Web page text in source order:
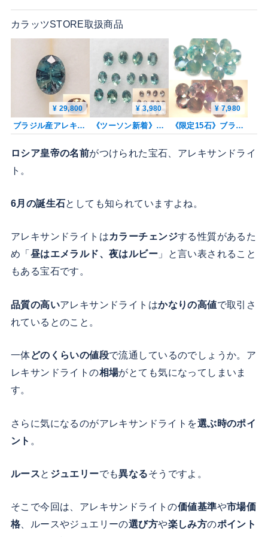
カラッツSTORE取扱商品
¥ 29,800
ブラジル産アレキサンドライト 0.102ctルース 鑑別書
¥ 3,980
《ツーソン新着》ブラジル産アレキサンドライト1石ルース（メレサイズのトップクオリティ,ヘマチタ鉱山）《複数購入割引有》
¥ 7,980
《限定15石》ブラジル産シルキーアレキサンドライト1石ルース（2.5-3.0mm,ラウンドカット）《複数購入割引有》
ロシア皇帝の名前がつけられた宝石、アレキサンドライ
ト。
6月の誕生石としても知られていますよね。
アレキサンドライトはカラーチェンジする性質があるた
め「 昼はエメラルド、夜はルビー 」と言い表されること
もある宝石です。
品質の高いアレキサンドライトはかなりの高値で取引さ
れているとのこと。
一体どのくらいの値段で流通しているのでしょうか。ア
レキサンドライトの相場がとても気になってしまいま
す。
さらに気になるのがアレキサンドライトを選ぶ時のポイ
ント
ルースと ジュエリーでも異なるそうですよ。
そこで今回は、アレキサンドライトの価値基準や市場価
格、ルースやジュエリーの選び方や楽しみ方のポイント